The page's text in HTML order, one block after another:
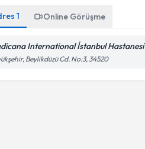
1 Online Görüşme
International İstanbul Hastanesi
Beylikdüzü Cd. No:3, 34520